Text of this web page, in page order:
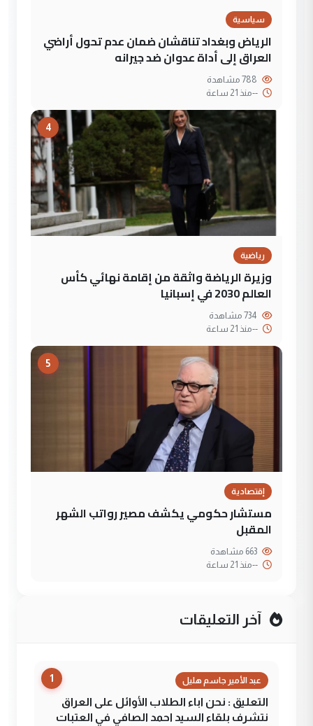
سياسية
الرياض وبغداد تناقشان ضمان عدم تحول أراضي
العراق إلى أداة عدوان ضد جيرانه
--منذ 21 ساعة
4
رياضية
وزيرة الرياضة واثقة من إقامة نهائي كأس
العالم 2030 في إسبانيا
--منذ 21 ساعة
5
إقتصادية
مستشار حكومي يكشف مصير رواتب الشهر
المقبل
--منذ 21 ساعة
آخر التعليقات
1 عبد الأمير جاسم هليل
التعليق : نحن اباء الطلاب الأوائل على العراق
نتشرف بلقاء السيد احمد الصافي في العتبات